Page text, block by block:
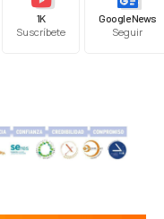
1K
Suscríbete
Google News
Seguir